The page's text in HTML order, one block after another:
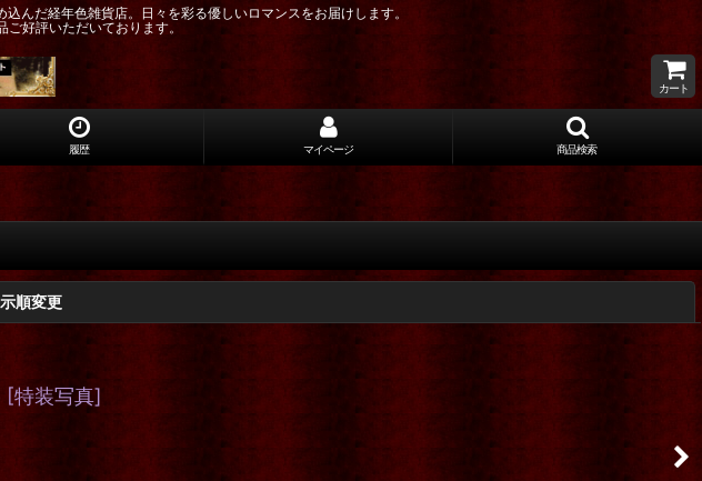
んだ経年色雑貨店。日々を彩る優しいロマンスをお届けします。
好評いただいております。
カート
履歴 マイページ 商品検索
順変更
[特装写真]